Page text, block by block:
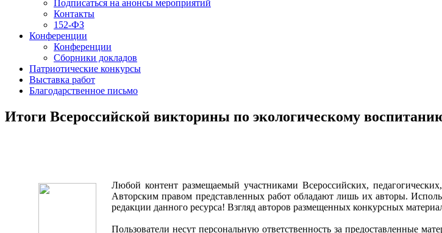
Подписаться на анонсы мероприятий
Контакты
152-ФЗ
Конференции
Конференции
Сборники докладов
Патриотические конкурсы
Выставка работ
Благодарственное письмо
Итоги Всероссийской викторины по экологическому
Любой контент размещаемый участниками Всероссийских,
Авторским правом представленных работ обладают лишь их авторы.
редакции данного ресурса! Взгляд авторов размещенных конкурсных
Пользователи несут персональную ответственность за предоставленные